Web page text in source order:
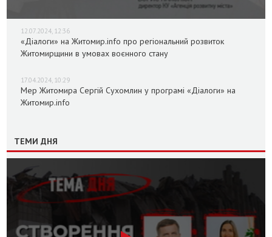
12.07.2024, 12:36
«Діалоги» на Житомир.info про регіональний розвиток
Житомирщини в умовах воєнного стану
17.04.2024, 10:29
Мер Житомира Сергій Сухомлин у програмі «Діалоги» на
Житомир.info
ТЕМИ ДНЯ